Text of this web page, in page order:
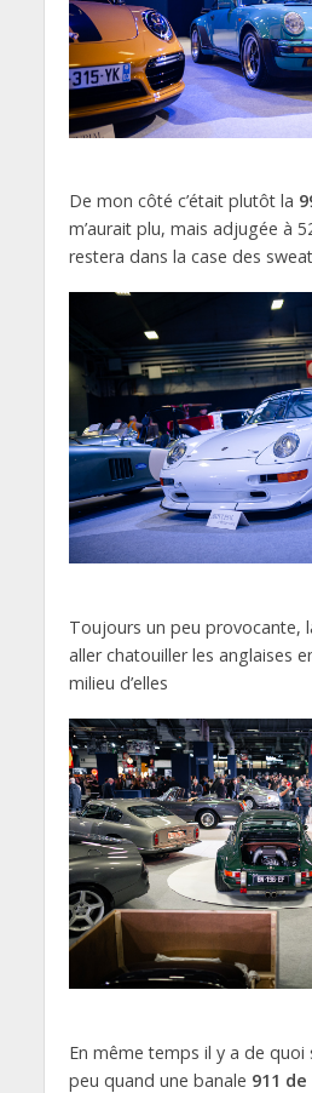
De mon côté c’était plutôt la
m’aurait plu, mais adjugée à
restera dans la case des
Toujours un peu provocante,
aller chatouiller les anglaises
milieu d’elles
En même temps il y a de quoi
peu quand une banale 911 de